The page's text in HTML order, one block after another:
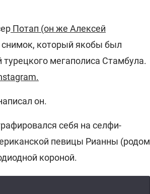
Потап (он же Алексей
который якобы был
мегаполиса Стамбула.
он.
себя на селфи-
певицы Рианны (родом
короной.